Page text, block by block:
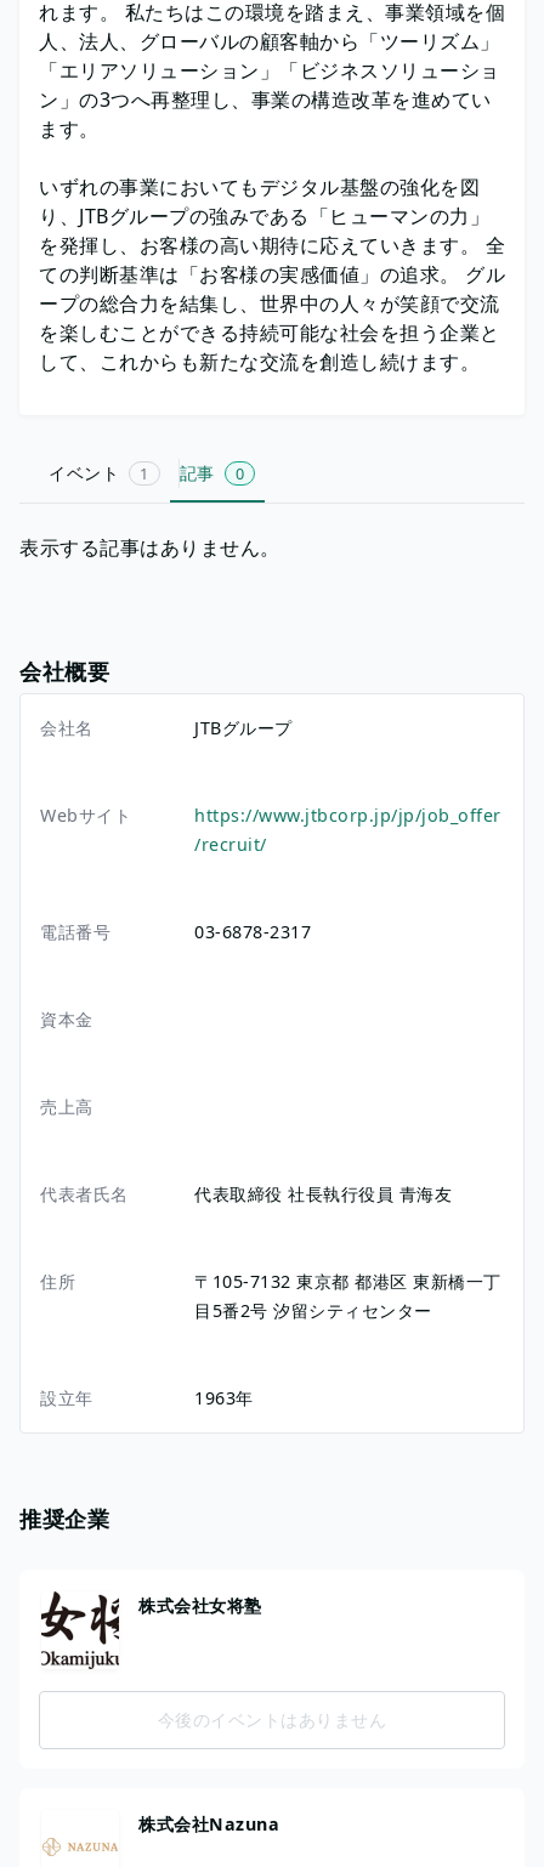
れます。 私たちはこの環境を踏まえ、事業領域を個
人、法人、グローバルの顧客軸から「ツーリズム」
「エリアソリューション」「ビジネスソリューショ
ン」の3つへ再整理し、事業の構造改革を進めてい
ます。
いずれの事業においてもデジタル基盤の強化を図
り、JTBグループの強みである「ヒューマンの力」
を発揮し、お客様の高い期待に応えていきます。 全
ての判断基準は「お客様の実感価値」の追求。 グル
ープの総合力を結集し、世界中の人々が笑顔で交流
を楽しむことができる持続可能な社会を担う企業と
して、これからも新たな交流を創造し続けます。
イベント 1 記事 0
表示する記事はありません。
会社概要
会社名 JTBグループ
Webサイト
https://www.jtbcorp.jp/jp/job_offer
/recruit/
電話番号 03-6878-2317
資本金
売上高
代表者氏名 代表取締役 社長執行役員 青海友
住所 〒105-7132東京都都港区 東新橋一丁
目5番2号汐留シティセンター
設立年 1963年
推奨企業
株式会社女将塾
今後のイベントはありません
株式会社Nazuna